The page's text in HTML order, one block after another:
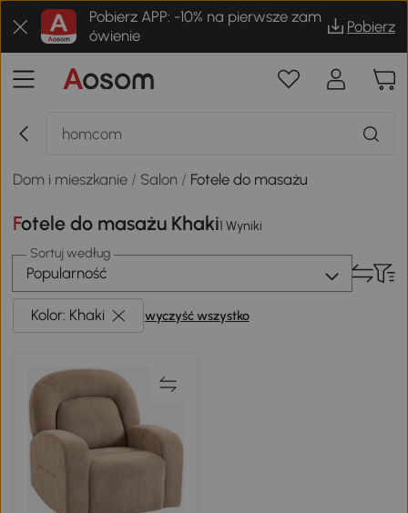
Pobierz APP: -10% na pierwsze zam
ówienie
Pobierz
Dom i mieszkanie / Salon / Fotele do masażu
Fotele do masażu Khaki1 Wyniki
Sortuj według
Popularność
Kolor: Khaki wyczyść wszystko